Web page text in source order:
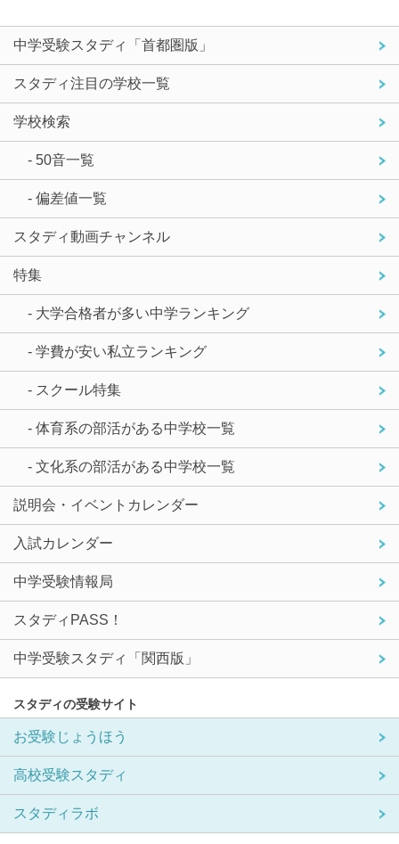
中学受験スタディ「首都圏版」
スタディ注目の学校一覧
学校検索
- 50音一覧
- 偏差値一覧
スタディ動画チャンネル
特集
- 大学合格者が多い中学ランキング
- 学費が安い私立ランキング
- スクール特集
- 体育系の部活がある中学校一覧
- 文化系の部活がある中学校一覧
説明会・イベントカレンダー
入試カレンダー
中学受験情報局
スタディPASS！
中学受験スタディ「関西版」
スタディの受験サイト
お受験じょうほう
高校受験スタディ
スタディラボ